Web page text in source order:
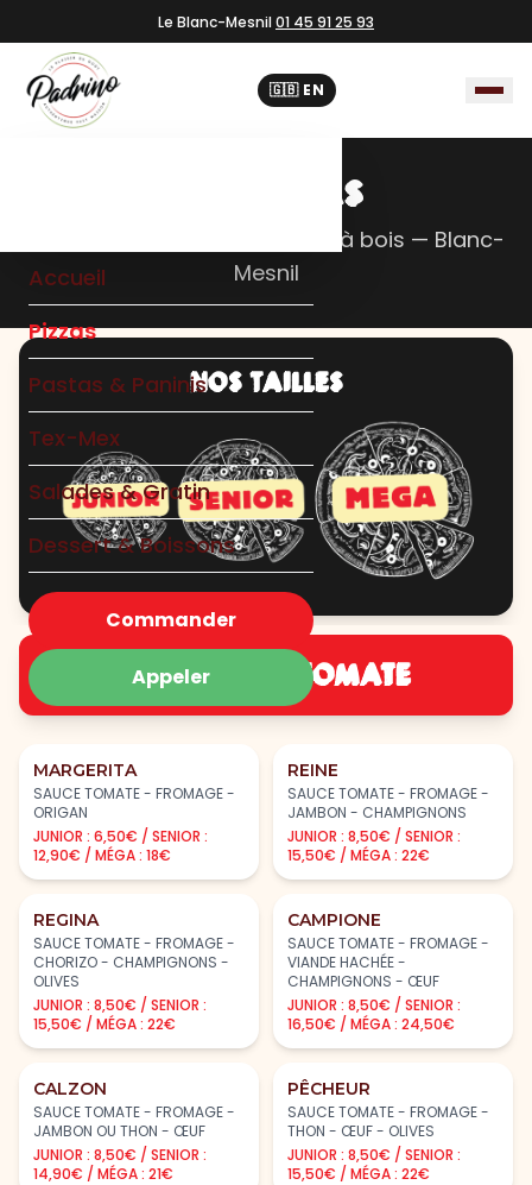
Le Blanc-Mesnil01 45 91 25 93
🇬🇧 EN
Accueil
Pizzas
Pastas & Paninis
Tex-Mex
Salades & Gratin
Dessert & Boissons
Commander
Appeler
NOS PIZZAS
Faites maison, cuites au four à bois — Blanc-
Mesnil
NOS TAILLES
BASE SAUCE TOMATE
MARGERITA
SAUCE TOMATE - FROMAGE -
ORIGAN
JUNIOR : 6,50€ / SENIOR :
12,90€ / MÉGA : 18€
REINE
SAUCE TOMATE - FROMAGE -
JAMBON - CHAMPIGNONS
JUNIOR : 8,50€ / SENIOR :
15,50€ / MÉGA : 22€
REGINA
SAUCE TOMATE - FROMAGE -
CHORIZO - CHAMPIGNONS -
OLIVES
JUNIOR : 8,50€ / SENIOR :
15,50€ / MÉGA : 22€
CAMPIONE
SAUCE TOMATE - FROMAGE -
VIANDE HACHÉE -
CHAMPIGNONS - ŒUF
JUNIOR : 8,50€ / SENIOR :
16,50€ / MÉGA : 24,50€
CALZON
SAUCE TOMATE - FROMAGE -
JAMBON OU THON - ŒUF
JUNIOR : 8,50€ / SENIOR :
14,90€ / MÉGA : 21€
PÊCHEUR
SAUCE TOMATE - FROMAGE -
THON - ŒUF - OLIVES
JUNIOR : 8,50€ / SENIOR :
15,50€ / MÉGA : 22€